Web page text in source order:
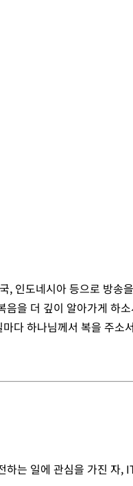
, 인도네시아 등으로 방
음을 더 깊이 알아가게 하
다 하나님께서 복을 주
는 일에 관심을 가진 자,